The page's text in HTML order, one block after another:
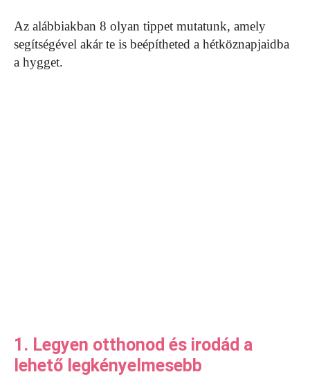
Az alábbiakban 8 olyan tippet mutatunk, amely
segítségével akár te is beépítheted a hétköznapjaidba
a hygget.
1. Legyen otthonod és irodád a
lehető legkényelmesebb